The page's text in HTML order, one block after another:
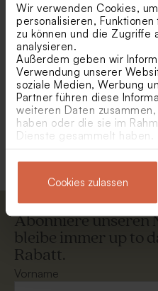
Wir verwenden Cookies,
personalisieren,
zu können und die Zugriffe
analysieren.
Außerdem geben wir
Verwendung unserer
soziale Medien, Werbung
Partner führen diese
weiteren Daten
haben oder die sie im
Dienste gesammelt haben.
Cookies zulassen
Adventskalender
'Winterlandschaft' |
Abonniere unseren
bleibe immer up to
Rabatt.
Vorname